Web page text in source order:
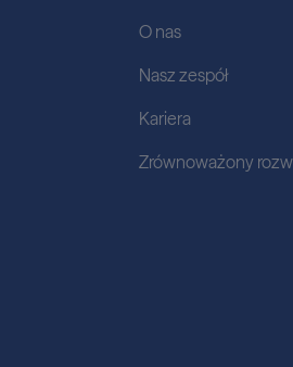
O nas
Nasz zespół
Kariera
Zrównoważony